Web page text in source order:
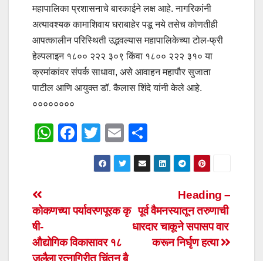
महापालिका प्रशासनाचे बारकाईने लक्ष आहे. नागरिकांनी
अत्यावश्यक कामाशिवाय घराबाहेर पडू नये तसेच कोणतीही
आपत्कालीन परिस्थिती उद्भवल्यास महापालिकेच्या टोल-फ्री
हेल्पलाइन १८०० २२२ ३०९ किंवा १८०० २२२ ३१० या
क्रमांकांवर संपर्क साधावा, असे आवाहन महापौर सुजाता
पाटील आणि आयुक्त डॉ. कैलास शिंदे यांनी केले आहे.
००००००००
W
A
p
F
b
o
T
wi
tt
E
m
ail
h
ar
Post
navigation
Heading –
पूर्व वैमनस्यातून तरुणाची
धारदार चाकूने सपासप वार
करून निर्घृण हत्या
कोकणच्या पर्यावरणपूरक कृ
षी-
औद्योगिक विकासावर १८
जुलैला रत्नागिरीत चिंतन बै